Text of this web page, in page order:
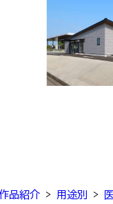
品紹介 > 用途別 >